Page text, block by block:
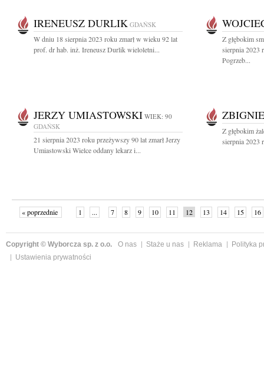
IRENEUSZ DURLIK GDAŃSK
W dniu 18 sierpnia 2023 roku zmarł w wieku 92 lat
prof. dr hab. inż. Ireneusz Durlik wieloletni...
Z głębokim
sierpnia 2023
Pogrzeb...
JERZY UMIASTOWSKI WIEK: 90
GDAŃSK
21 sierpnia 2023 roku przeżywszy 90 lat zmarł Jerzy
Umiastowski Wielce oddany lekarz i...
Z głębokim
sierpnia 2023
« poprzednie 1 ... 7 8 9 10 11 12 13 14 15 16
Copyright © Wyborcza sp. z o.o. O nas Staże u nas Reklama
Polityka
Ustawienia prywatności